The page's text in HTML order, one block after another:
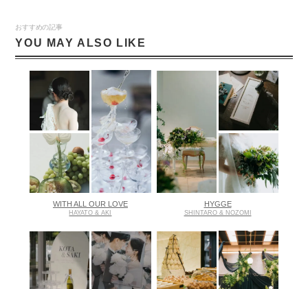
おすすめの記事
YOU MAY ALSO LIKE
WITH ALL OUR LOVE
HAYATO & AKI
HYGGE
SHINTARO & NOZOMI